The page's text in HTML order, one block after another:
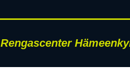
Rengascenter